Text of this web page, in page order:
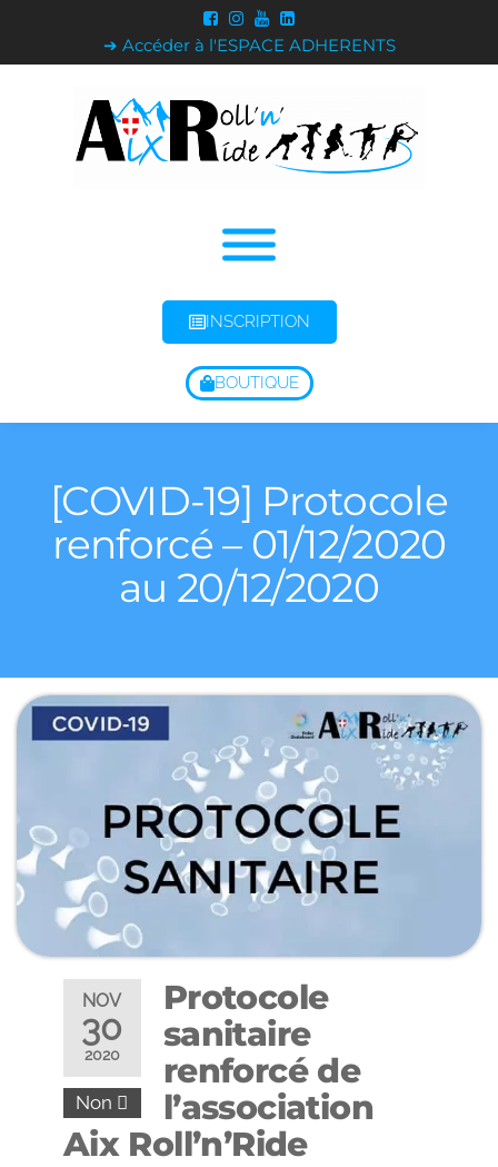
➔ Accéder à l'ESPACE ADHERENTS
INSCRIPTION
BOUTIQUE
[COVID-19] Protocole
renforcé – 01/12/2020
au 20/12/2020
NOV
30
2020
Non
Protocole
sanitaire
renforcé de
l’association
Aix Roll’n’Ride